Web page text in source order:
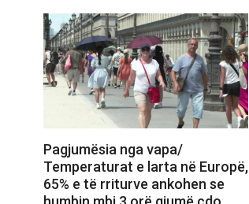
Pagjumësia nga vapa/
Temperaturat e larta në Europë,
65% e të rriturve ankohen se